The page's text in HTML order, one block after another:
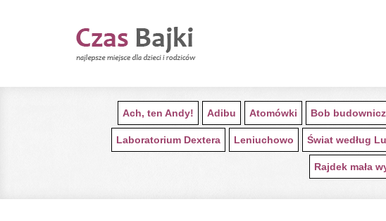
Ach, ten Andy! Adibu Atomówki Bob
Laboratorium Dextera Leniuchowo Świat według
Rajdek mała